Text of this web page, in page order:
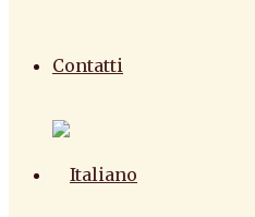
Contatti